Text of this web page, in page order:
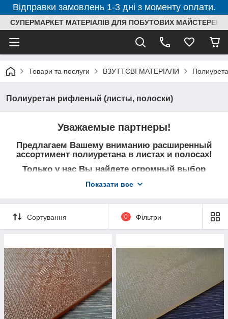
Відправки замовлень 1-3 дні з моменту оплати.
СУПЕРМАРКЕТ МАТЕРІАЛІВ ДЛЯ ПОБУТОВИХ МАЙСТЕРЕНЬ
Товари та послуги ВЗУТТЄВІ МАТЕРІАЛИ
Полиуретан рифленый (листы, полоски)
Уважаемые партнеры!
Предлагаем Вашему вниманию расширенный
ассортимент полиуретана в листах и полосах!
Только у нас Вы найдете огромный выбор
сортов, разной твердости и текстуры, как
производителей, в новых форматах по еще
более доступным ценам!
Широкая цветовая гамма позволит
полиуретана для максимально качественного
ремонта обуви, который так необходим
клиенту.
Тепер абсолютно кожен покупець має
можливість придбати будь-який вид
поліуретану за максимально низькою ціною в
нашому інтернет-магазині.
Показати все
Сортування 0 Фільтри